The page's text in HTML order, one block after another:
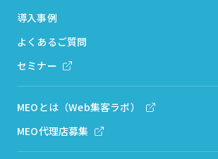
導入事例
よくあるご質問
セミナー
MEOとは（Web集客ラボ）
MEO代理店募集